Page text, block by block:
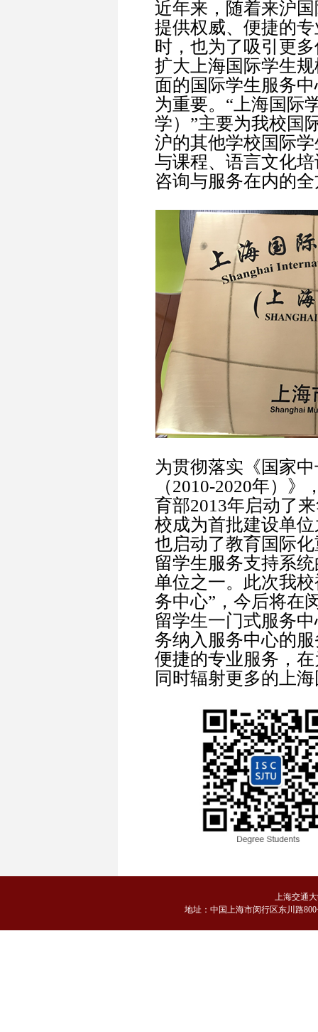
近年来，随着来沪
提供权威、便捷的
时，也为了吸引更
扩大上海国际学生
面的国际学生服务
为重要。“上海国际
学）”主要为我校国
沪的其他学校国际
与课程、语言文化
咨询与服务在内的
为贯彻落实《国家
（2010-2020年）
育部2013年启动了
校成为首批建设单
也启动了教育国际
留学生服务支持系
单位之一。此次我
务中心”，今后将在
留学生一门式服务
务纳入服务中心的
便捷的专业服务，
同时辐射更多的上
上海交通
地址：中国上海市闵行区东川路